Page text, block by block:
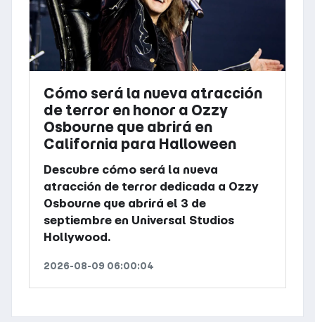
Cómo será la nueva atracción
de terror en honor a Ozzy
Osbourne que abrirá en
California para Halloween
Descubre cómo será la nueva
atracción de terror dedicada a Ozzy
Osbourne que abrirá el 3 de
septiembre en Universal Studios
Hollywood.
2026-08-09 06:00:04